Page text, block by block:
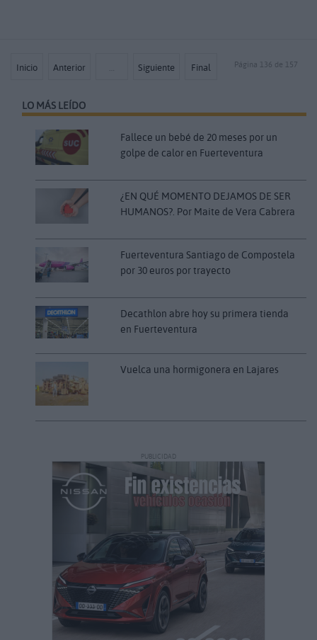
Inicio Anterior … Siguiente Final Página 136 de 157
LO MÁS LEÍDO
Fallece un bebé de 20 meses por un
golpe de calor en Fuerteventura
¿EN QUÉ MOMENTO DEJAMOS DE SER
HUMANOS?. Por Maite de Vera Cabrera
Fuerteventura Santiago de Compostela
por 30 euros por trayecto
Decathlon abre hoy su primera tienda
en Fuerteventura
Vuelca una hormigonera en Lajares
PUBLICIDAD